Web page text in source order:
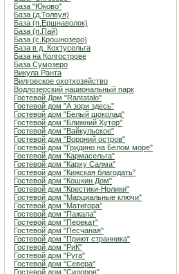
База "Юково"
База (д.Толвуя)
База (п.Ершнаволок)
База (п.Пай)
База (с.Крошнозеро)
База в д. Кохтусельга
База на Колгострове
База Сумозеро
Викула Ранта
Вилговское охотхозяйство
Водлозерский национальный парк
Гостевой Дом "Rantatalo"
Гостевой дом "А зори здесь"
Гостевой дом "Белый шоколад"
Гостевой дом "Ближний Хутор"
Гостевой дом "Вайкульское"
Гостевой дом "Вороний остров"
Гостевой дом "Гридино на Белом море"
Гостевой дом "Кармасельга"
Гостевой дом "Карху Салма"
Гостевой дом "Кижская благодать"
Гостевой дом "Кошкин Дом"
Гостевой дом "Крестики-Нолики"
Гостевой дом "Марциальные ключи"
Гостевой дом "Матигора"
Гостевой дом "Пажала"
Гостевой дом "Перекат"
Гостевой дом "Песчаная"
Гостевой дом "Приют странника"
Гостевой дом "РиК"
Гостевой дом "Руга"
Гостевой дом "Севера"
Гостевой дом "Сидоров"